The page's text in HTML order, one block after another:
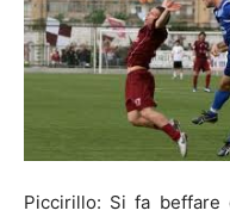
Piccirillo: Si fa beffare